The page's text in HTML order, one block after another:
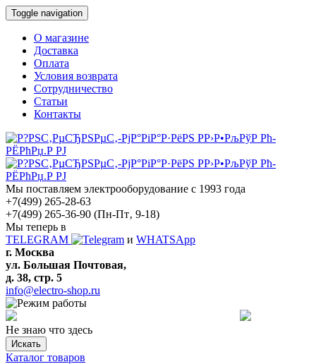
Toggle navigation
О магазине
Доставка
Оплата
Условия возврата
Сотрудничество
Статьи
Контакты
Мы поставляем электрооборудование с 1993 года
+7(499) 265-28-63
+7(499) 265-36-90 (Пн-Пт‚ 9-18)
Мы теперь в
TELEGRAM
и WHATSApp
г. Москва
ул. Большая Почтовая,
д. 38, стр. 5
info@electro-shop.ru
Не знаю что здесь
Искать
Каталог товаров